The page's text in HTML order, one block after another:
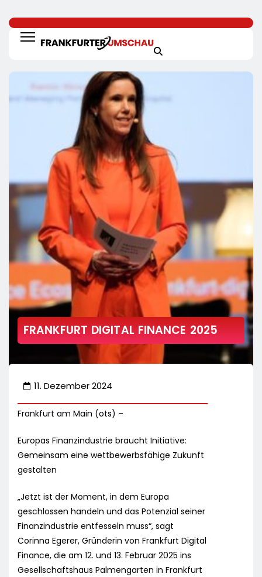
FRANKFURT DIGITAL FINANCE 2025
11. Dezember 2024
Frankfurt am Main (ots) –
Europas Finanzindustrie braucht Initiative:
Gemeinsam eine wettbewerbsfähige Zukunft
gestalten
„Jetzt ist der Moment, in dem Europa
geschlossen handeln und das Potenzial seiner
Finanzindustrie entfesseln muss“, sagt
Corinna Egerer, Gründerin von Frankfurt Digital
Finance, die am 12. und 13. Februar 2025 ins
Gesellschaftshaus Palmengarten in Frankfurt